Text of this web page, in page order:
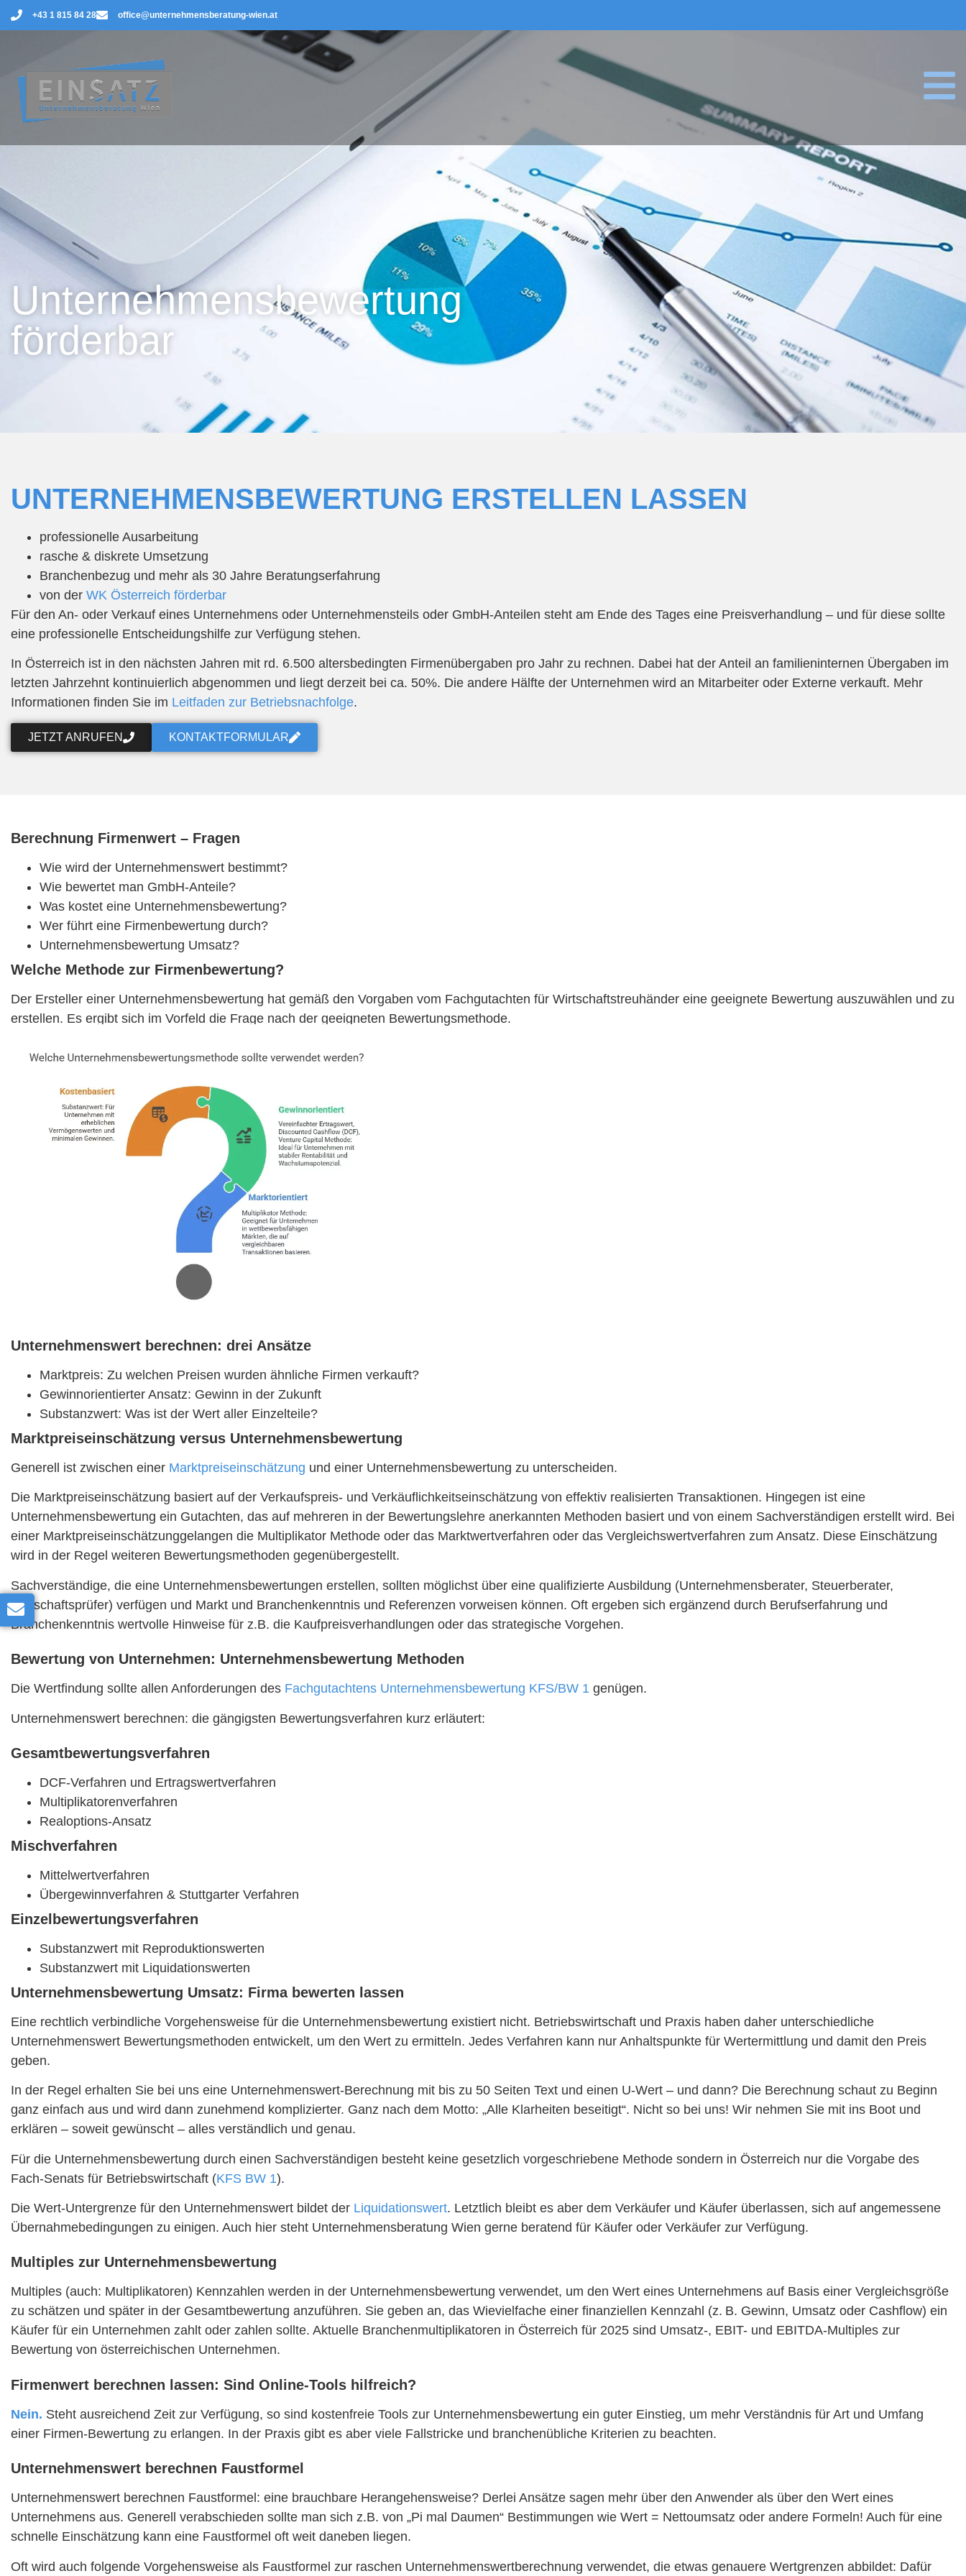
+43 1 815 84 28 office@unternehmensberatung-wien.at
Unternehmensbewertung
förderbar
UNTERNEHMENSBEWERTUNG ERSTELLEN LASSEN
professionelle Ausarbeitung
rasche & diskrete Umsetzung
Branchenbezug und mehr als 30 Jahre Beratungserfahrung
von der WK Österreich förderbar
Für den An- oder Verkauf eines Unternehmens oder Unternehmensteils oder GmbH-Anteilen steht am Ende des Tages eine Preisverhandlung – und für diese sollte
eine professionelle Entscheidungshilfe zur Verfügung stehen.
In Österreich ist in den nächsten Jahren mit rd. 6.500 altersbedingten Firmenübergaben pro Jahr zu rechnen. Dabei hat der Anteil an familieninternen Übergaben im
letzten Jahrzehnt kontinuierlich abgenommen und liegt derzeit bei ca. 50%. Die andere Hälfte der Unternehmen wird an Mitarbeiter oder Externe verkauft. Mehr
Informationen finden Sie im Leitfaden zur Betriebsnachfolge.
JETZT ANRUFEN KONTAKTFORMULAR
Berechnung Firmenwert – Fragen
Wie wird der Unternehmenswert bestimmt?
Wie bewertet man GmbH-Anteile?
Was kostet eine Unternehmensbewertung?
Wer führt eine Firmenbewertung durch?
Unternehmensbewertung Umsatz?
Welche Methode zur Firmenbewertung?
Der Ersteller einer Unternehmensbewertung hat gemäß den Vorgaben vom Fachgutachten für Wirtschaftstreuhänder eine geeignete Bewertung auszuwählen und zu
erstellen. Es ergibt sich im Vorfeld die Frage nach der geeigneten Bewertungsmethode.
Unternehmenswert berechnen: drei Ansätze
Marktpreis: Zu welchen Preisen wurden ähnliche Firmen verkauft?
Gewinnorientierter Ansatz: Gewinn in der Zukunft
Substanzwert: Was ist der Wert aller Einzelteile?
Marktpreiseinschätzung versus Unternehmensbewertung
Generell ist zwischen einer Marktpreiseinschätzung und einer Unternehmensbewertung zu unterscheiden.
Die Marktpreiseinschätzung basiert auf der Verkaufspreis- und Verkäuflichkeitseinschätzung von effektiv realisierten Transaktionen. Hingegen ist eine
Unternehmensbewertung ein Gutachten, das auf mehreren in der Bewertungslehre anerkannten Methoden basiert und von einem Sachverständigen erstellt wird. Bei
einer Marktpreiseinschätzunggelangen die Multiplikator Methode oder das Marktwertverfahren oder das Vergleichswertverfahren zum Ansatz. Diese Einschätzung
wird in der Regel weiteren Bewertungsmethoden gegenübergestellt.
Sachverständige, die eine Unternehmensbewertungen erstellen, sollten möglichst über eine qualifizierte Ausbildung (Unternehmensberater, Steuerberater,
Wirtschaftsprüfer) verfügen und Markt und Branchenkenntnis und Referenzen vorweisen können. Oft ergeben sich ergänzend durch Berufserfahrung und
Branchenkenntnis wertvolle Hinweise für z.B. die Kaufpreisverhandlungen oder das strategische Vorgehen.
Bewertung von Unternehmen: Unternehmensbewertung Methoden
Die Wertfindung sollte allen Anforderungen des Fachgutachtens Unternehmensbewertung KFS/BW 1 genügen.
Unternehmenswert berechnen: die gängigsten Bewertungsverfahren kurz erläutert:
Gesamtbewertungsverfahren
DCF-Verfahren und Ertragswertverfahren
Multiplikatorenverfahren
Realoptions-Ansatz
Mischverfahren
Mittelwertverfahren
Übergewinnverfahren & Stuttgarter Verfahren
Einzelbewertungsverfahren
Substanzwert mit Reproduktionswerten
Substanzwert mit Liquidationswerten
Unternehmensbewertung Umsatz: Firma bewerten lassen
Eine rechtlich verbindliche Vorgehensweise für die Unternehmensbewertung existiert nicht. Betriebswirtschaft und Praxis haben daher unterschiedliche
Unternehmenswert Bewertungsmethoden entwickelt, um den Wert zu ermitteln. Jedes Verfahren kann nur Anhaltspunkte für Wertermittlung und damit den Preis
geben.
In der Regel erhalten Sie bei uns eine Unternehmenswert-Berechnung mit bis zu 50 Seiten Text und einen U-Wert – und dann? Die Berechnung schaut zu Beginn
ganz einfach aus und wird dann zunehmend komplizierter. Ganz nach dem Motto: „Alle Klarheiten beseitigt“. Nicht so bei uns! Wir nehmen Sie mit ins Boot und
erklären – soweit gewünscht – alles verständlich und genau.
Für die Unternehmensbewertung durch einen Sachverständigen besteht keine gesetzlich vorgeschriebene Methode sondern in Österreich nur die Vorgabe des
Fach-Senats für Betriebswirtschaft (KFS BW 1).
Die Wert-Untergrenze für den Unternehmenswert bildet der Liquidationswert. Letztlich bleibt es aber dem Verkäufer und Käufer überlassen, sich auf angemessene
Übernahmebedingungen zu einigen. Auch hier steht Unternehmensberatung Wien gerne beratend für Käufer oder Verkäufer zur Verfügung.
Multiples zur Unternehmensbewertung
Multiples (auch: Multiplikatoren) Kennzahlen werden in der Unternehmensbewertung verwendet, um den Wert eines Unternehmens auf Basis einer Vergleichsgröße
zu schätzen und später in der Gesamtbewertung anzuführen. Sie geben an, das Wievielfache einer finanziellen Kennzahl (z. B. Gewinn, Umsatz oder Cashflow) ein
Käufer für ein Unternehmen zahlt oder zahlen sollte. Aktuelle Branchenmultiplikatoren in Österreich für 2025 sind Umsatz-, EBIT- und EBITDA-Multiples zur
Bewertung von österreichischen Unternehmen.
Firmenwert berechnen lassen: Sind Online-Tools hilfreich?
Nein. Steht ausreichend Zeit zur Verfügung, so sind kostenfreie Tools zur Unternehmensbewertung ein guter Einstieg, um mehr Verständnis für Art und Umfang
einer Firmen-Bewertung zu erlangen. In der Praxis gibt es aber viele Fallstricke und branchenübliche Kriterien zu beachten.
Unternehmenswert berechnen Faustformel
Unternehmenswert berechnen Faustformel: eine brauchbare Herangehensweise? Derlei Ansätze sagen mehr über den Anwender als über den Wert eines
Unternehmens aus. Generell verabschieden sollte man sich z.B. von „Pi mal Daumen“ Bestimmungen wie Wert = Nettoumsatz oder andere Formeln! Auch für eine
schnelle Einschätzung kann eine Faustformel oft weit daneben liegen.
Oft wird auch folgende Vorgehensweise als Faustformel zur raschen Unternehmenswertberechnung verwendet, die etwas genauere Wertgrenzen abbildet: Dafür